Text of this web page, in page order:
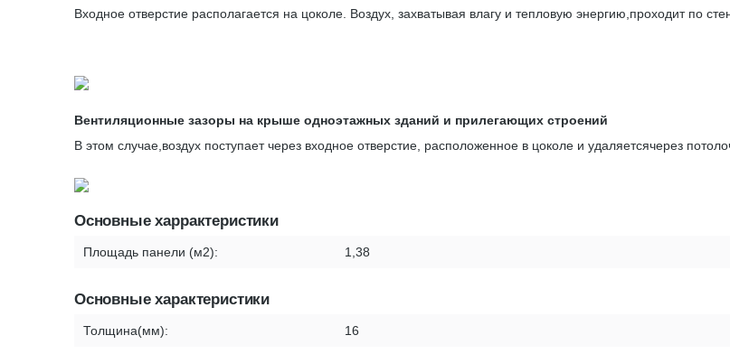
Входное отверстие располагается на цоколе. Воздух, захватывая влагу и тепловую энергию,проходит по
Вентиляционные зазоры на крыше одноэтажных зданий и прилегающих строений
В этом случае,воздух поступает через входное отверстие, расположенное в цоколе и удаляетсячерез
Основные харрактеристики
Площадь панели (м2): 1,38
Основные характеристики
Толщина(мм): 16